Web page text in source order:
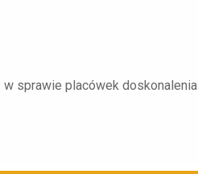
sprawie placówek doskonalenia